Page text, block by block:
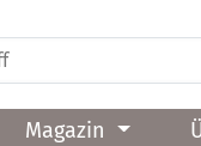
Magazin